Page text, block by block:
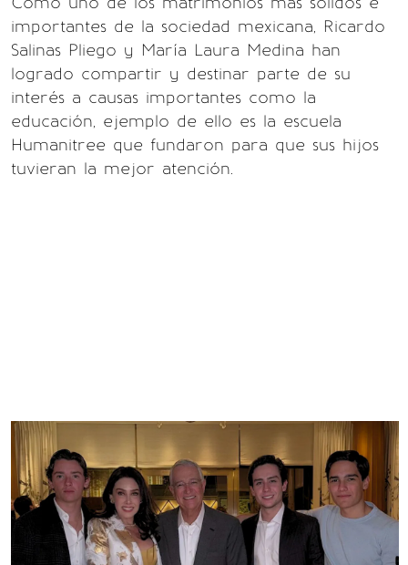
importantes de la sociedad mexicana, Ricardo
Salinas Pliego y María Laura Medina han
logrado compartir y destinar parte de su
interés a causas importantes como la
educación, ejemplo de ello es la escuela
Humanitree que fundaron para que sus hijos
tuvieran la mejor atención.